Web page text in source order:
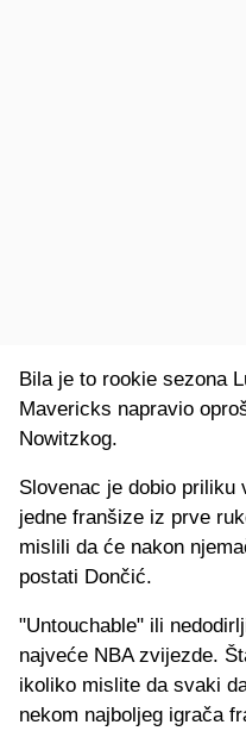
Bila je to rookie sezona
Mavericks napravio
Nowitzkog.
Slovenac je dobio priliku
jedne franšize iz prve
mislili da će nakon
postati Dončić.
"Untouchable" ili
najveće NBA zvijezde.
ikoliko mislite da svaki
nekom najboljeg igrača